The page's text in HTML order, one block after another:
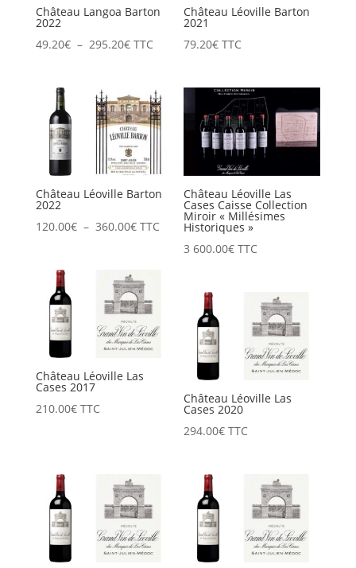
Château Langoa Barton
2022
49.20€ – 295.20€Plage
49.20€
à
295.20€
TTC
Château Léoville Barton
2021
79.20€ TTC
Château Léoville Barton
2022
120.00€ – 360.00€Plage
120.00€
à
360.00€
TTC
Château Léoville Las
Cases Caisse Collection
Miroir « Millésimes
Historiques »
3 600.00€ TTC
Château Léoville Las
Cases 2017
210.00€ TTC
Château Léoville Las
Cases 2020
294.00€ TTC